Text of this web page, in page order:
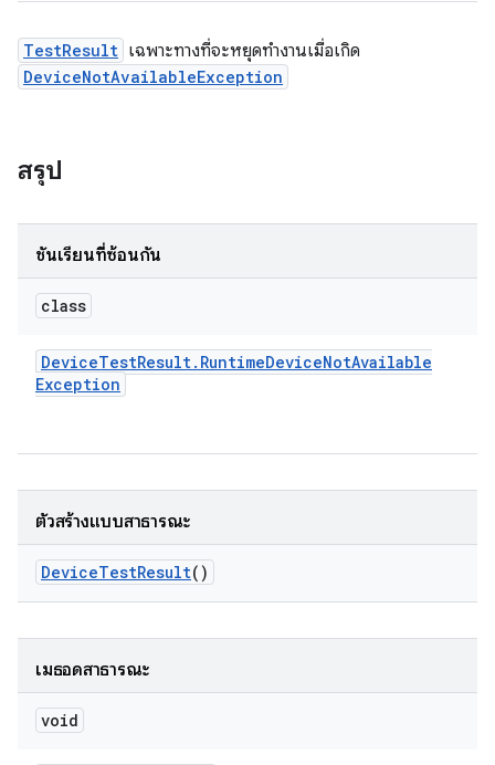
TestResult เฉพาะทางที่จะหยุดทำงานเมื่อเกิด
DeviceNotAvailableException
สรุป
ชั้นเรียนที่ซ้อนกัน
class
DeviceTestResult. RuntimeDeviceNotAvailable
Exception
ตัวสร้างแบบสาธารณะ
DeviceTestResult()
เมธอดสาธารณะ
void